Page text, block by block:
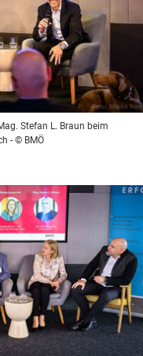
Stefan L. Braun beim
- © BMÖ